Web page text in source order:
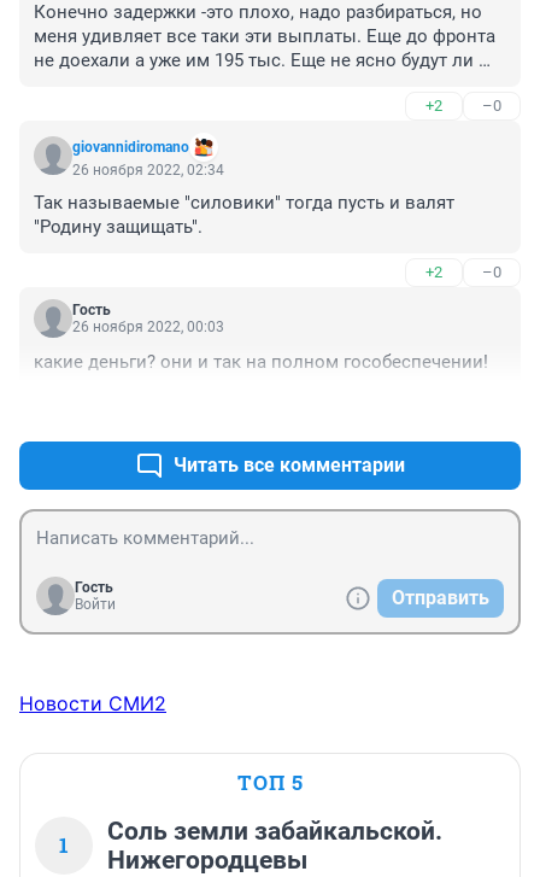
Конечно задержки -это плохо, надо разбираться, но
меня удивляет все таки эти выплаты. Еще до фронта
не доехали а уже им 195 тыс. Еще не ясно будут ли
под огнем получают также. Наверное надо было не
разбрасываться деньгами, а выплачивать среднюю
зарплату по месту прежней работы. Сколько их еще
отсеется. Так у нас сосед получил все выплаты и его
за пьянку домой отправили, сейчас ходит пропивает
и посмеивается, как он государство обманул.
получают такого же денежного содержания, у них в
зависимости от должности до 50 тыс.
+2 –0
giovannidiromano
26 ноября 2022, 02:34
Так называемые "силовики" тогда пусть и валят
"Родину защищать".
+2 –0
Гость
26 ноября 2022, 00:03
какие деньги? они и так на полном гособеспечении!
Читать все комментарии
Гость
Войти
Отправить
Новости СМИ2
ТОП 5
1
Соль земли забайкальской.
Нижегородцевы